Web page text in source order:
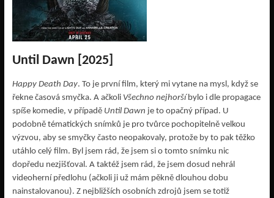
Until Dawn [2025]
Happy Death Day. To je první film, který mi vytane na mysl, když se
řekne časová smyčka. A ačkoli Všechno nejhoršíbylo i dle propagace
spíše komedie, v případě Until Dawn je to opačný případ. U
podobně tématických snímků je pro tvůrce pochopitelně velkou
výzvou, aby se smyčky často neopakovaly, protože by to pak těžko
utáhlo celý film. Byl jsem rád, že jsem si o tomto snímku nic
dopředu nezjišťoval. A taktéž jsem rád, že jsem dosud nehrál
videoherní předlohu (ačkoli ji už mám pěkně dlouhou dobu
nainstalovanou). Z nejbližších osobních zdrojů jsem se totiž